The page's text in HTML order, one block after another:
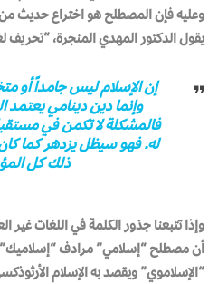
وعليه فإن المصطلح هو اختراع حديث
يقول الدكتور المهدي المنجرة،
إن الإسلام ليس جامداً أو
وإنما دين دينامي يعتمد
فالمشكلة لا تكمن في
له. فهو سيظل يزدهر كما
ذلك كل
وإذا تتبعنا جذور الكلمة في اللغات غير
أن مصطلح “إسلامي” مرادف “إسلاميك”،
“الإسلاموي” ويقصد به الإسلام